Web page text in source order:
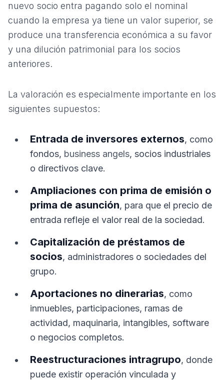
nuevo socio entra pagando solo el nominal
cuando la empresa ya tiene un valor superior, se
produce una transferencia económica a su favor
y una dilución patrimonial para los socios
anteriores.
La valoración es especialmente importante en los
siguientes supuestos:
Entrada de inversores externos, como
fondos, business angels, socios industriales
o directivos clave.
Ampliaciones con prima de emisión o
prima de asunción, para que el precio de
entrada refleje el valor real de la sociedad.
Capitalización de préstamos de
socios, administradores o sociedades del
grupo.
Aportaciones no dinerarias, como
inmuebles, participaciones, ramas de
actividad, maquinaria, intangibles, software
o negocios completos.
Reestructuraciones intragrupo, donde
puede existir operación vinculada y